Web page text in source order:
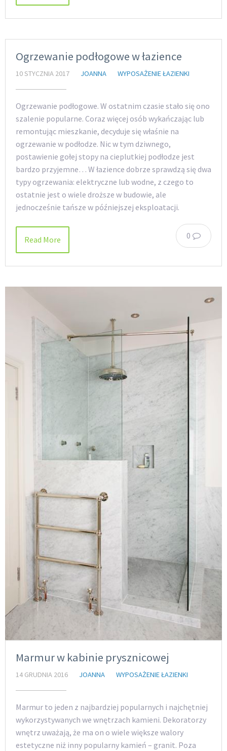
Ogrzewanie podłogowe w łazience
10 STYCZNIA 2017 JOANNA WYPOSAŻENIE ŁAZIENKI
Ogrzewanie podłogowe. W ostatnim czasie stało się ono
szalenie popularne. Coraz więcej osób wykańczając lub
remontując mieszkanie, decyduje się właśnie na
ogrzewanie w podłodze. Nic w tym dziwnego,
postawienie gołej stopy na cieplutkiej podłodze jest
bardzo przyjemne… W łazience dobrze sprawdzą się dwa
typy ogrzewania: elektryczne lub wodne, z czego to
ostatnie jest o wiele droższe w budowie, ale
jednocześnie tańsze w późniejszej eksploatacji.
0
Read More
Marmur w kabinie prysznicowej
14 GRUDNIA 2016 JOANNA WYPOSAŻENIE ŁAZIENKI
Marmur to jeden z najbardziej popularnych i najchętniej
wykorzystywanych we wnętrzach kamieni. Dekoratorzy
wnętrz uważają, że ma on o wiele większe walory
estetyczne niż inny popularny kamień – granit. Poza